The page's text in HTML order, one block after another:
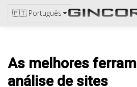
🇵🇹 Português
As melhores
análise de sites